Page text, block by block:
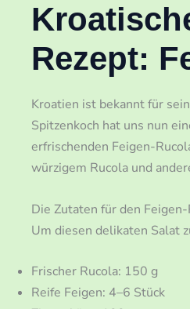
Rezept:
Kroatien ist bekannt für
Spitzenkoch hat uns nun
erfrischenden Feigen-
würzigem Rucola und
Die Zutaten für den
Um diesen delikaten Salat
Frischer Rucola: 150 g
Reife Feigen: 4–6 Stück